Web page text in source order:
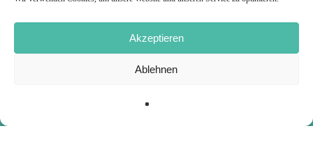
Akzeptieren
Ablehnen